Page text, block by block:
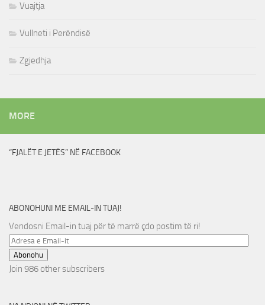
Vuajtja
Vullneti i Perëndisë
Zgjedhja
MORE
“FJALËT E JETËS” NË FACEBOOK
ABONOHUNI ME EMAIL-IN TUAJ!
Vendosni Email-in tuaj për të marrë çdo postim të ri!
Adresa
e
Email-
Abonohu
Join 986 other subscribers